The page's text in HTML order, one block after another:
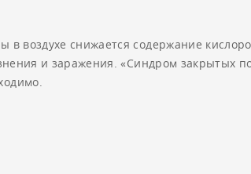
воздухе снижается содержание
и заражения. «Синдром закрытых